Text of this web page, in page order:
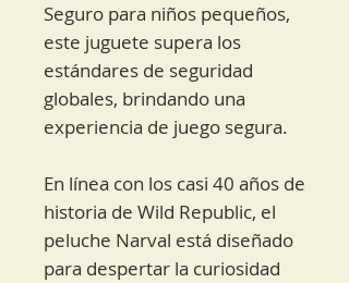
Seguro para niños pequeños,
este juguete supera los
estándares de seguridad
globales, brindando una
experiencia de juego segura.
En línea con los casi 40 años de
historia de Wild Republic, el
peluche Narval está diseñado
para despertar la curiosidad